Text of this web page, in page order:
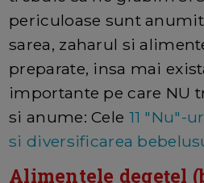
periculoase sunt
sarea, zaharul si
preparate, insa mai
importante pe care NU
si anume:Cele 11 "Nu"-
si diversificarea
Alimentele degețel